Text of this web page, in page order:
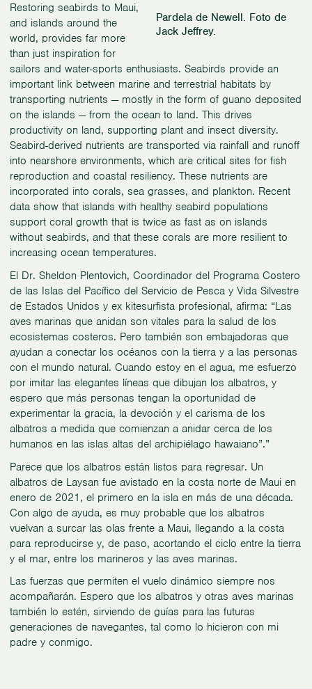
Pardela de Newell. Foto de
Jack Jeffrey.
Restoring seabirds to Maui,
and islands around the
world, provides far more
than just inspiration for
sailors and water-sports enthusiasts. Seabirds provide an
important link between marine and terrestrial habitats by
transporting nutrients — mostly in the form of guano deposited
on the islands — from the ocean to land. This drives
productivity on land, supporting plant and insect diversity.
Seabird-derived nutrients are transported via rainfall and runoff
into nearshore environments, which are critical sites for fish
reproduction and coastal resiliency. These nutrients are
incorporated into corals, sea grasses, and plankton. Recent
data show that islands with healthy seabird populations
support coral growth that is twice as fast as on islands
without seabirds, and that these corals are more resilient to
increasing ocean temperatures.
El Dr. Sheldon Plentovich, Coordinador del Programa Costero
de las Islas del Pacífico del Servicio de Pesca y Vida Silvestre
de Estados Unidos y ex kitesurfista profesional, afirma: “Las
aves marinas que anidan son vitales para la salud de los
ecosistemas costeros. Pero también son embajadoras que
ayudan a conectar los océanos con la tierra y a las personas
con el mundo natural. Cuando estoy en el agua, me esfuerzo
por imitar las elegantes líneas que dibujan los albatros, y
espero que más personas tengan la oportunidad de
experimentar la gracia, la devoción y el carisma de los
albatros a medida que comienzan a anidar cerca de los
humanos en las islas altas del archipiélago hawaiano”.”
Parece que los albatros están listos para regresar. Un
albatros de Laysan fue avistado en la costa norte de Maui en
enero de 2021, el primero en la isla en más de una década.
Con algo de ayuda, es muy probable que los albatros
vuelvan a surcar las olas frente a Maui, llegando a la costa
para reproducirse y, de paso, acortando el ciclo entre la tierra
y el mar, entre los marineros y las aves marinas.
Las fuerzas que permiten el vuelo dinámico siempre nos
acompañarán. Espero que los albatros y otras aves marinas
también lo estén, sirviendo de guías para las futuras
generaciones de navegantes, tal como lo hicieron con mi
padre y conmigo.